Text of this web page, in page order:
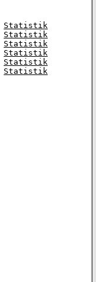
Statistik
Statistik
Statistik
Statistik
Statistik
Statistik